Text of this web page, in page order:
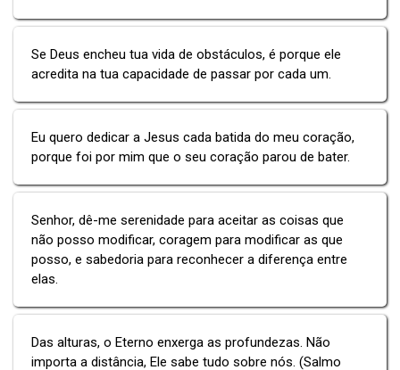
Se Deus encheu tua vida de obstáculos, é porque ele
acredita na tua capacidade de passar por cada um.
Eu quero dedicar a Jesus cada batida do meu coração,
porque foi por mim que o seu coração parou de bater.
Senhor, dê-me serenidade para aceitar as coisas que
não posso modificar, coragem para modificar as que
posso, e sabedoria para reconhecer a diferença entre
elas.
Das alturas, o Eterno enxerga as profundezas. Não
importa a distância, Ele sabe tudo sobre nós. (Salmo